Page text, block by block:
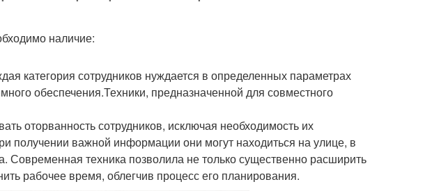
наличие:
категория сотрудников нуждается в определенных параметрах
обеспечения.Техники, предназначенной для совместного
оторванность сотрудников, исключая необходимость их
получении важной информации они могут находиться на улице, в
Современная техника позволила не только существенно расширить
рабочее время, облегчив процесс его планирования.